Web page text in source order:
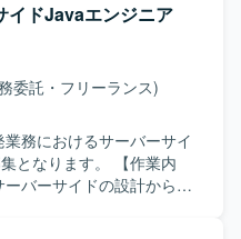
イドJavaエンジニア
委託・フリーランス)
業務におけるサーバーサイ
ます。 【作業内
バーサイドの設計から製